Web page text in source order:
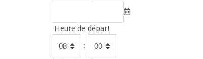
Heure de départ
: